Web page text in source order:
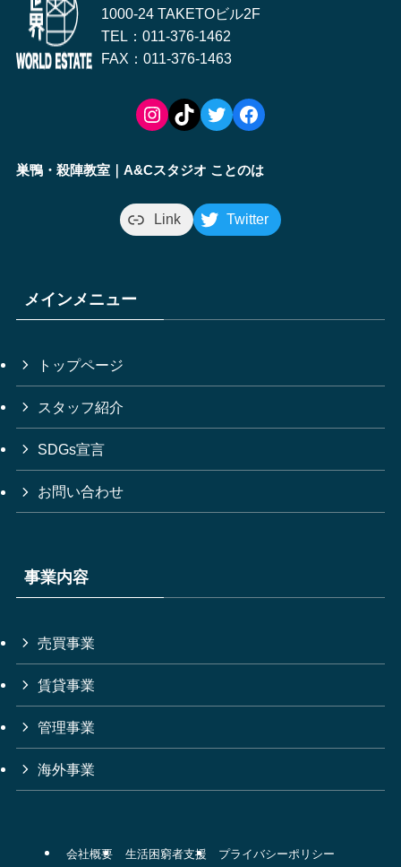
1000-24 TAKETOビル2F
TEL：011-376-1462
FAX：011-376-1463
Instagram
TikTokTwitterFacebook
巣鴨・殺陣教室｜A&Cスタジオ ことのは
Link Twitter
メインメニュー
トップページ
スタッフ紹介
SDGs宣言
お問い合わせ
事業内容
売買事業
賃貸事業
管理事業
海外事業
会社概要 生活困窮者支援 プライバシーポリシー